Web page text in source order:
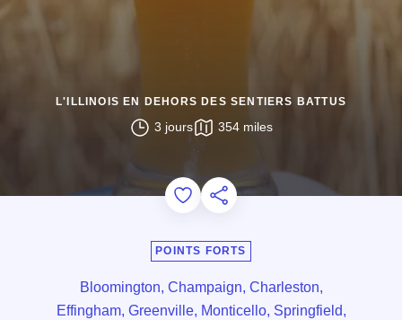
L'ILLINOIS EN DEHORS DES SENTIERS BATTUS
3 jours 354 miles
Add to Favorites
Partager cette page
POINTS FORTS
Bloomington, Champaign, Charleston,
Effingham, Greenville, Monticello, Springfield,